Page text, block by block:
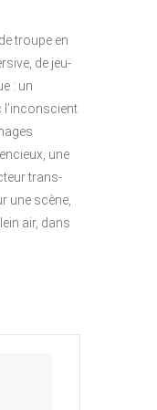
troupe en
de jeu-
: un
l’inconscient
une
trans-
une scène,
air, dans